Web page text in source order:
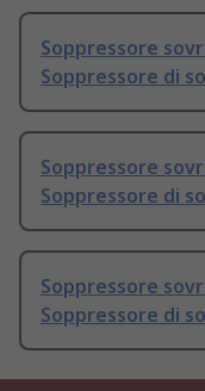
Soppressore
Soppressore di
Soppressore
Soppressore di
Soppressore
Soppressore di